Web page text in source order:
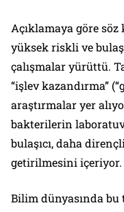
Açıklamaya göre
yüksek riskli ve
çalışmalar yürüttü.
“işlev kazandırma”
araştırmalar yer
bakterilerin
bulaşıcı, daha
getirilmesini içeriyor.
Bilim dünyasında bu